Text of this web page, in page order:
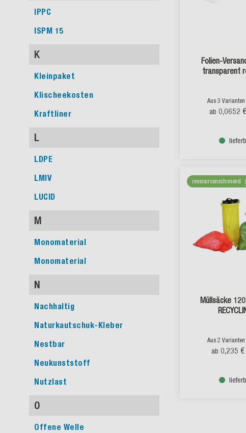
Folien-
transparent
Aus 3
ab 0,0652 €
ressourcenschonend
Müllsäcke
Aus 2
ab 0,235 €
IPPC
ISPM 15
K
Kleinpaket
Klischeekosten
Kraftliner
L
LDPE
LMIV
LUCID
M
Monomaterial
Monomaterial
N
Nachhaltig
Naturkautschuk-Kleber
Nestbar
Neukunststoff
Nutzlast
O
Offene Welle